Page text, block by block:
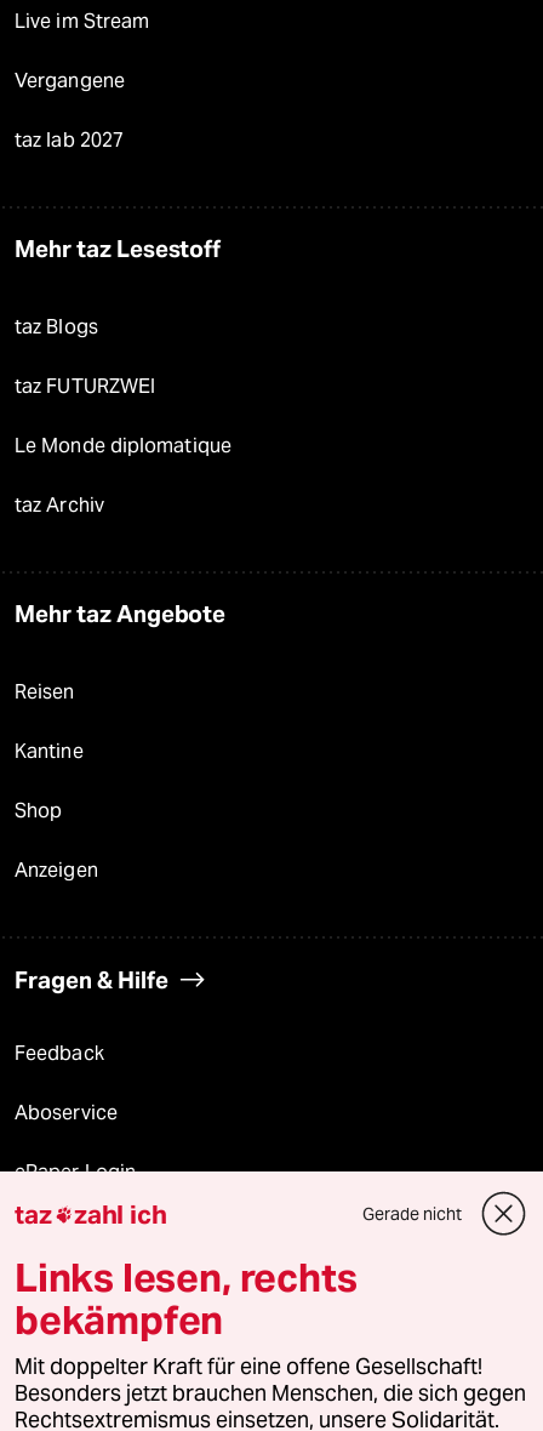
Live im Stream
Vergangene
taz lab 2027
Mehr taz Lesestoff
taz Blogs
taz FUTURZWEI
Le Monde diplomatique
taz Archiv
Mehr taz Angebote
Reisen
Kantine
Shop
Anzeigen
Fragen & Hilfe
Feedback
Aboservice
ePaper Login
Downloads für Abonnierende
© 2026 taz Verlags und Vertriebs GmbH
Alle Rechte vorbehalten. Bei rechtlichen Fragen oder für Genehmigungen
wenden Sie sich bitte an
lizenzen@taz.de
taz zahl ich Gerade nicht
Links lesen, rechts
bekämpfen
Mit doppelter Kraft für eine offene Gesellschaft!
Besonders jetzt brauchen Menschen, die sich gegen
Rechtsextremismus einsetzen, unsere Solidarität.